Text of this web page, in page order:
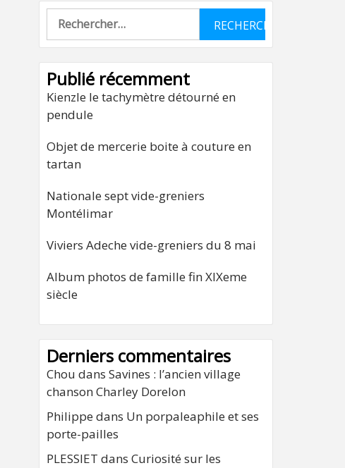
Rechercher :
Publié récemment
Kienzle le tachymètre détourné en
pendule
Objet de mercerie boite à couture en
tartan
Nationale sept vide-greniers
Montélimar
Viviers Adeche vide-greniers du 8 mai
Album photos de famille fin XIXeme
siècle
Derniers commentaires
Chou dans Savines : l’ancien village
chanson Charley Dorelon
Philippe dans Un porpaleaphile et ses
porte-pailles
PLESSIET dans Curiosité sur les